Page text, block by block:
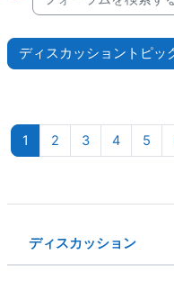
ディスカッショントピッ
1 ページ 1
2ページ 2
3ページ 3
4ページ 4
5ペ
ステータス
ディスカッション